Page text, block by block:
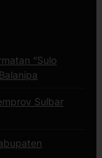
“Sulo
Sulbar